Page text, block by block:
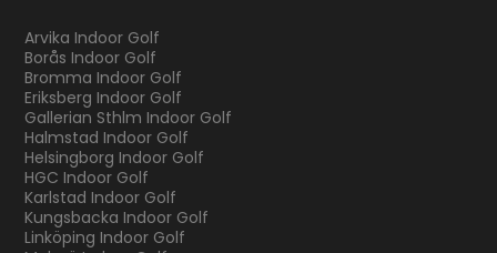
Arvika Indoor Golf
Borås Indoor Golf
Bromma Indoor Golf
Eriksberg Indoor Golf
Gallerian Sthlm Indoor Golf
Halmstad Indoor Golf
Helsingborg Indoor Golf
HGC Indoor Golf
Karlstad Indoor Golf
Kungsbacka Indoor Golf
Linköping Indoor Golf